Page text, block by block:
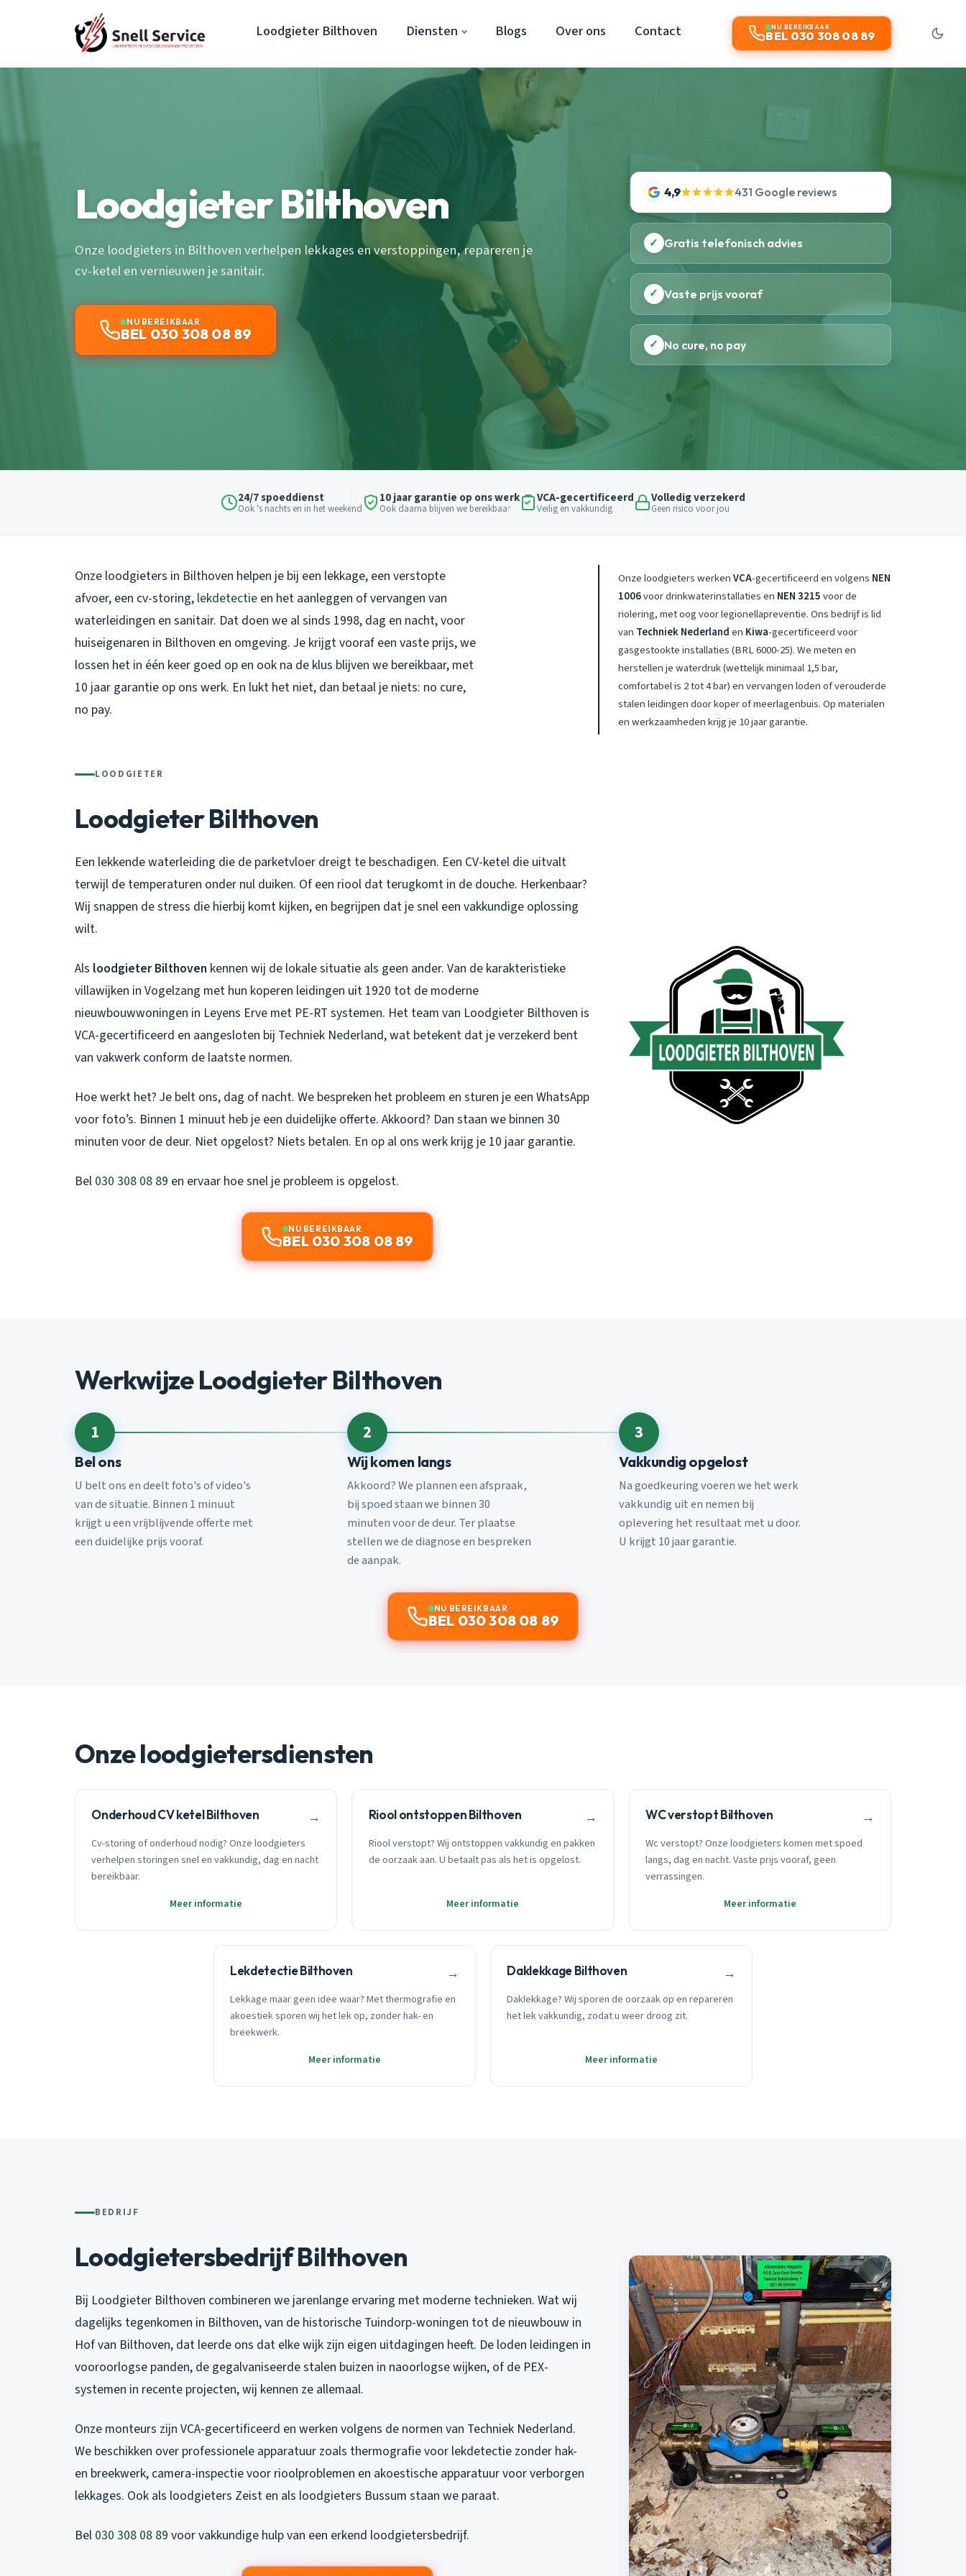
Loodgieter Bilthoven Diensten Blogs Over ons Contact NU BEREIKBAAR
BEL 030 308 08 89
Loodgieter Bilthoven
Onze loodgieters in Bilthoven verhelpen lekkages en verstoppingen, repareren je
cv-ketel en vernieuwen je sanitair.
NU BEREIKBAAR
BEL 030 308 08 89
4,9★★★★★431 Google reviews
✓ Gratis telefonisch advies
✓ Vaste prijs vooraf
✓ No cure, no pay
24/7 spoeddienst
Ook 's nachts en in het weekend
10 jaar garantie op ons werk
Ook daarna blijven we bereikbaar
VCA-gecertificeerd
Veilig en vakkundig
Volledig verzekerd
Geen risico voor jou
Onze loodgieters in Bilthoven helpen je bij een lekkage, een verstopte
afvoer, een cv-storing, lekdetectie en het aanleggen of vervangen van
waterleidingen en sanitair. Dat doen we al sinds 1998, dag en nacht, voor
huiseigenaren in Bilthoven en omgeving. Je krijgt vooraf een vaste prijs, we
lossen het in één keer goed op en ook na de klus blijven we bereikbaar, met
10 jaar garantie op ons werk. En lukt het niet, dan betaal je niets: no cure,
no pay.
Onze loodgieters werkenVCA-gecertificeerd en volgens NEN
1006voor drinkwaterinstallaties en NEN 3215voor de
riolering, met oog voor legionellapreventie. Ons bedrijf is lid
van Techniek Nederlanden Kiwa-gecertificeerd voor
gasgestookte installaties (BRL 6000-25). We meten en
herstellen je waterdruk (wettelijk minimaal 1,5 bar,
comfortabel is 2 tot 4 bar) en vervangen loden of verouderde
stalen leidingen door koper of meerlagenbuis. Op materialen
en werkzaamheden krijg je 10 jaar garantie.
LOODGIETER
Loodgieter Bilthoven
Een lekkende waterleiding die de parketvloer dreigt te beschadigen. Een CV-ketel die uitvalt
terwijl de temperaturen onder nul duiken. Of een riool dat terugkomt in de douche. Herkenbaar?
Wij snappen de stress die hierbij komt kijken, en begrijpen dat je snel een vakkundige oplossing
wilt.
Als loodgieter Bilthoven kennen wij de lokale situatie als geen ander. Van de karakteristieke
villawijken in Vogelzang met hun koperen leidingen uit 1920 tot de moderne
nieuwbouwwoningen in Leyens Erve met PE-RT systemen. Het team van Loodgieter Bilthoven is
VCA-gecertificeerd en aangesloten bij Techniek Nederland, wat betekent dat je verzekerd bent
van vakwerk conform de laatste normen.
Hoe werkt het? Je belt ons, dag of nacht. We bespreken het probleem en sturen je een WhatsApp
voor foto’s. Binnen 1 minuut heb je een duidelijke offerte. Akkoord? Dan staan we binnen 30
minuten voor de deur. Niet opgelost? Niets betalen. En op al ons werk krijg je 10 jaar garantie.
Bel 030 308 08 89 en ervaar hoe snel je probleem is opgelost.
NU BEREIKBAAR
BEL 030 308 08 89
Werkwijze Loodgieter Bilthoven
1
Bel ons
U belt ons en deelt foto's of video's
van de situatie. Binnen 1 minuut
krijgt u een vrijblijvende offerte met
een duidelijke prijs vooraf.
2
Wij komen langs
Akkoord? We plannen een afspraak,
bij spoed staan we binnen 30
minuten voor de deur. Ter plaatse
stellen we de diagnose en bespreken
de aanpak.
3
Vakkundig opgelost
Na goedkeuring voeren we het werk
vakkundig uit en nemen bij
oplevering het resultaat met u door.
U krijgt 10 jaar garantie.
NU BEREIKBAAR
BEL 030 308 08 89
Onze loodgietersdiensten
Onderhoud CV ketel Bilthoven →
Cv-storing of onderhoud nodig? Onze loodgieters
verhelpen storingen snel en vakkundig, dag en nacht
bereikbaar.
Meer informatie
Riool ontstoppen Bilthoven →
Riool verstopt? Wij ontstoppen vakkundig en pakken
de oorzaak aan. U betaalt pas als het is opgelost.
Meer informatie
WC verstopt Bilthoven →
Wc verstopt? Onze loodgieters komen met spoed
langs, dag en nacht. Vaste prijs vooraf, geen
verrassingen.
Meer informatie
Lekdetectie Bilthoven →
Lekkage maar geen idee waar? Met thermografie en
akoestiek sporen wij het lek op, zonder hak- en
breekwerk.
Meer informatie
Daklekkage Bilthoven →
Daklekkage? Wij sporen de oorzaak op en repareren
het lek vakkundig, zodat u weer droog zit.
Meer informatie
BEDRIJF
Loodgietersbedrijf Bilthoven
Bij Loodgieter Bilthoven combineren we jarenlange ervaring met moderne technieken. Wat wij
dagelijks tegenkomen in Bilthoven, van de historische Tuindorp-woningen tot de nieuwbouw in
Hof van Bilthoven, dat leerde ons dat elke wijk zijn eigen uitdagingen heeft. De loden leidingen in
vooroorlogse panden, de gegalvaniseerde stalen buizen in naoorlogse wijken, of de PEX-
systemen in recente projecten, wij kennen ze allemaal.
Onze monteurs zijn VCA-gecertificeerd en werken volgens de normen van Techniek Nederland.
We beschikken over professionele apparatuur zoals thermografie voor lekdetectie zonder hak-
en breekwerk, camera-inspectie voor rioolproblemen en akoestische apparatuur voor verborgen
lekkages. Ook als loodgieters Zeist en als loodgieters Bussum staan we paraat.
Bel 030 308 08 89 voor vakkundige hulp van een erkend loodgietersbedrijf.